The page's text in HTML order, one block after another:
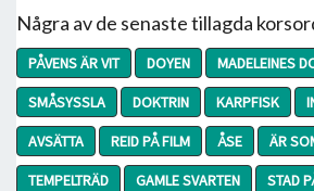
Några av de senaste tillagda
PÅVENS ÄR VIT DOYEN MADELEINES
SMÅSYSSLA
DOKTRIN KARPFISK
AVSÄTTA
REID PÅ FILM ÅSE
ÄR
TEMPELTRÄD
GAMLE SVARTEN STAD